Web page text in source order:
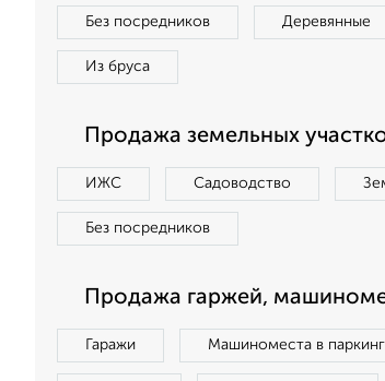
Без посредников Деревянные
Из бруса
Продажа земельных
ИЖС Садоводство
Без посредников
Продажа гаржей,
Гаражи Машиноместа в